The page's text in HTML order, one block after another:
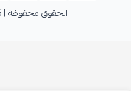
الحقوق محفوظة | 2026